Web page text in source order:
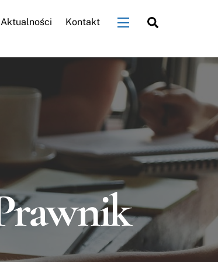
Aktualności Kontakt Widgets